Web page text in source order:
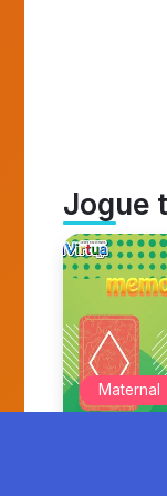
Jogue
Maternal